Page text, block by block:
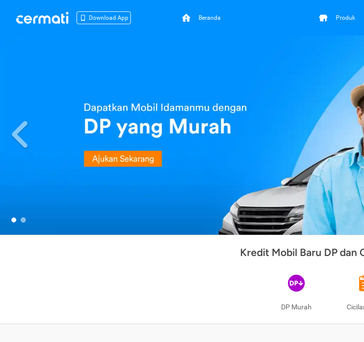
Download App Beranda Produk
Previous
Kredit Mobil Baru DP dan
DP Murah